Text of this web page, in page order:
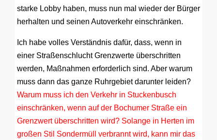
starke Lobby haben, muss nun mal wieder der Bürger
herhalten und seinen Autoverkehr einschränken.
Ich habe volles Verständnis dafür, dass, wenn in
einer Straßenschlucht Grenzwerte überschritten
werden, Maßnahmen erforderlich sind. Aber warum
muss dann das ganze Ruhrgebiet darunter leiden?
Warum muss ich den Verkehr in Stuckenbusch
einschränken, wenn auf der Bochumer Straße ein
Grenzwert überschritten wird? Solange in Herten im
großen Stil Sondermüll verbrannt wird, kann mir das